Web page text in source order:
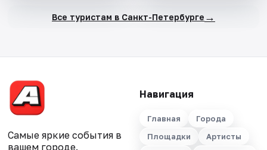
Все туристам в Санкт-Петербурге →
Самые яркие события в
вашем городе.
Навигация
Главная
Города
Площадки
Артисты